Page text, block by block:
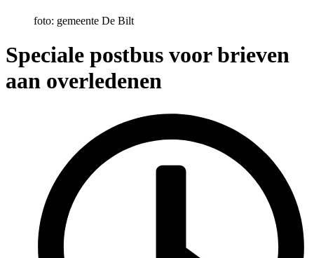
foto: gemeente De Bilt
Speciale postbus voor brieven
aan overledenen